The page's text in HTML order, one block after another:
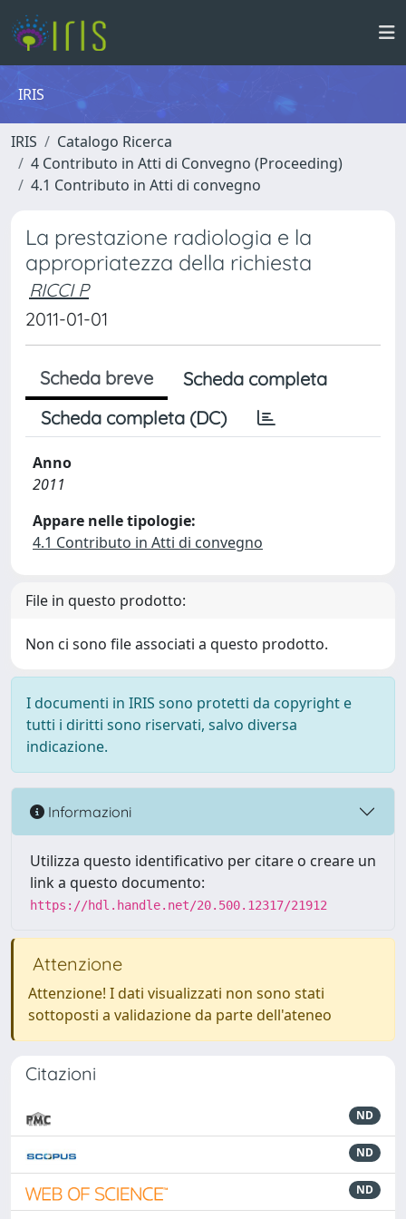
IRIS
IRIS
Catalogo Ricerca
4 Contributo in Atti di Convegno (Proceeding)
4.1 Contributo in Atti di convegno
La prestazione radiologia e la
appropriatezza della richiesta
RICCI P
2011-01-01
Scheda breve
Scheda completa
Scheda completa (DC)
Anno
2011
Appare nelle tipologie:
4.1 Contributo in Atti di convegno
File in questo prodotto:
Non ci sono file associati a questo prodotto.
I documenti in IRIS sono protetti da copyright e
tutti i diritti sono riservati, salvo diversa
indicazione.
Informazioni
Utilizza questo identificativo per citare o creare un
link a questo documento:
https://hdl.handle.net/20.500.12317/21912
Attenzione
Attenzione! I dati visualizzati non sono stati
sottoposti a validazione da parte dell'ateneo
Citazioni
ND
ND
ND